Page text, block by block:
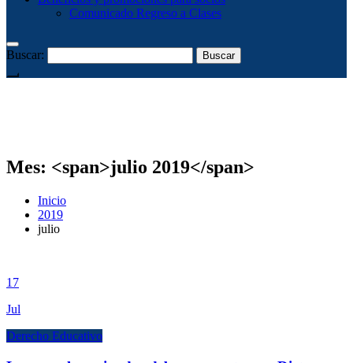
Comunicado Regreso a Clases
Buscar:
Mes: <span>julio 2019</span>
Inicio
2019
julio
17
Jul
Derecho Educativo